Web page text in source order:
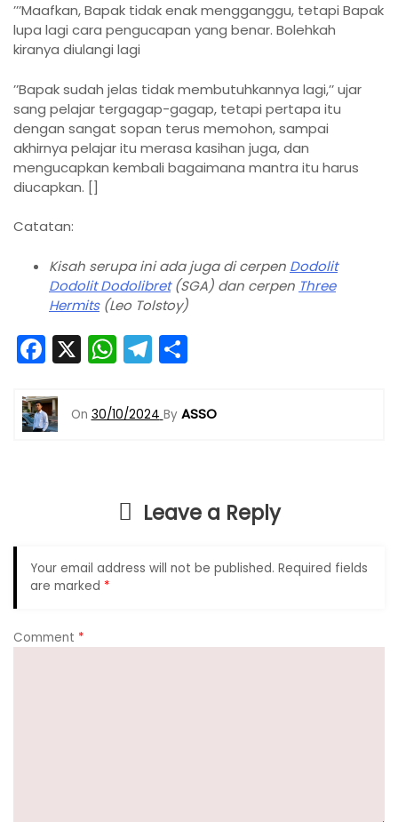
’’’Maafkan, Bapak tidak enak mengganggu, tetapi Bapak
lupa lagi cara pengucapan yang benar. Bolehkah
kiranya diulangi lagi
’’Bapak sudah jelas tidak membutuhkannya lagi,’’ ujar
sang pelajar tergagap-gagap, tetapi pertapa itu
dengan sangat sopan terus memohon, sampai
akhirnya pelajar itu merasa kasihan juga, dan
mengucapkan kembali bagai­mana mantra itu harus
diucapkan. []
Catatan:
Kisah serupa ini ada juga di cerpen Dodolit
Dodolit Dodolibret(SGA) dan cerpen Three
Hermits(Leo Tolstoy)
F
c
e
X W
a
p
T
e
gr
ar
On 30/10/2024 By ASSO
Leave a Reply
Your email address will not be published. Required fields
are marked *
Comment *